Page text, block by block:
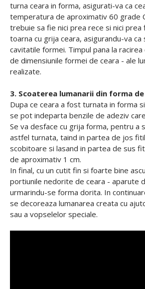
turna ceara in forma, asigurati-va ca
temperatura de aproximativ 60 grade
trebuie sa fie nici prea rece si nici prea
toarna cu grija ceara, asigurandu-va
cavitatile formei. Timpul pana la
de dimensiunile formei de ceara - ale
realizate.
3. Scoaterea lumanarii din forma
Dupa ce ceara a fost turnata in forma
se pot indeparta benzile de adeziv
Se va desface cu grija forma, pentru a
astfel turnata, taind in partea de jos
scobitoare si lasand in partea de sus
de aproximativ 1 cm.
In final, cu un cutit fin si foarte bine
portiunile nedorite de ceara - aparute
urmarindu-se forma dorita. In
se decoreaza lumanarea creata cu
sau a vopselelor speciale.